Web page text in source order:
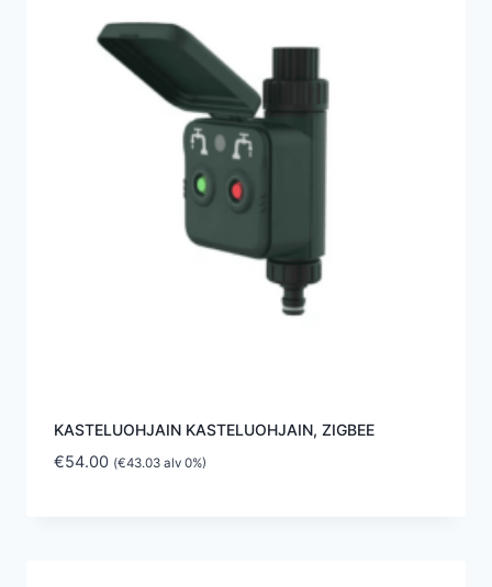
KASTELUOHJAIN KASTELUOHJAIN, ZIGBEE
€54.00 (€43.03alv 0%)